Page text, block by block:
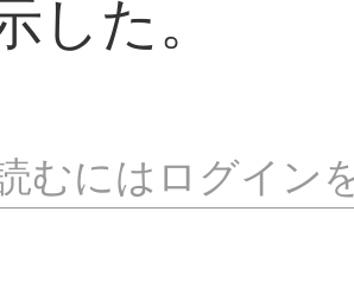
した。
むにはログイン